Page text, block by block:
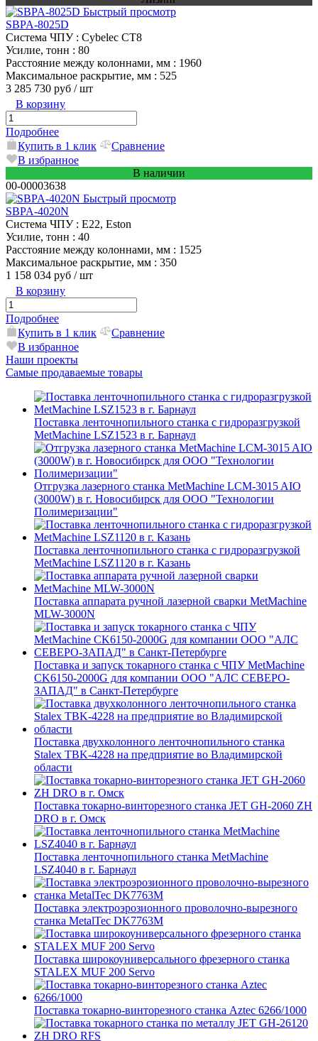
Быстрый просмотр
SBPA-8025D
Система ЧПУ: Cybelec CT8
Усилие, тонн : 80
Расстояние между колоннами, мм : 1960
Максимальное раскрытие, мм : 525
3 285 730 руб / шт
В корзину
Подробнее
Купить в 1 клик
Сравнение
В избранное
В наличии
00-00003638
Быстрый просмотр
SBPA-4020N
Система ЧПУ: E22, Eston
Усилие, тонн : 40
Расстояние между колоннами, мм : 1525
Максимальное раскрытие, мм : 350
1 158 034 руб / шт
В корзину
Подробнее
Купить в 1 клик
Сравнение
В избранное
Наши проекты
Самые продаваемые товары
Поставка ленточнопильного станка c гидроразгрузкой
MetMachine LSZ1523 в г. Барнаул
Отгрузка лазерного станка MetMachine LCM-3015 AIO
(3000W) в г. Новосибирск для ООО "Технологии
Полимеризации"
Поставка ленточнопильного станка c гидроразгрузкой
MetMachine LSZ1120 в г. Казань
Поставка аппарата ручной лазерной сварки MetMachine
MLW-3000N
Поставка и запуск токарного станка с ЧПУ MetMachine
CK6150-2000G для компании ООО "АЛС СЕВЕРО-
ЗАПАД" в Санкт-Петербурге
Поставка двухколонного ленточнопильного станка
Stalex TBK-4228 на предприятие во Владимирской
области
Поставка токарно-винторезного станка JET GH-2060 ZH
DRO в г. Омск
Поставка ленточнопильного станка MetMachine
LSZ4040 в г. Барнаул
Поставка электроэрозионного проволочно-вырезного
станка MetalTec DK7763M
Поставка широкоуниверсального фрезерного станка
STALEX MUF 200 Servo
Поставка токарно-винторезного станка Aztec 6266/1000